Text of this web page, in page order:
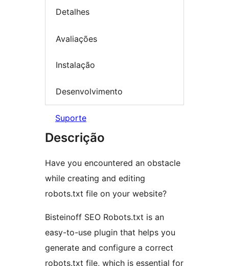
Detalhes
Avaliações
Instalação
Desenvolvimento
Suporte
Descrição
Have you encountered an obstacle
while creating and editing
robots.txt file on your website?
Bisteinoff SEO Robots.txt is an
easy-to-use plugin that helps you
generate and configure a correct
robots.txt file, which is essential for